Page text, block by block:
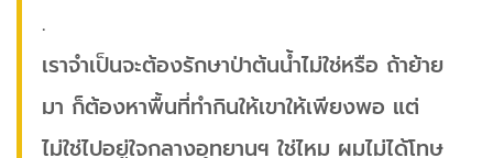
.
เราจำเป็นจะต้องรักษาป่าต้นน้ำไม่ใช่หรือ ถ้าย้าย
มา ก็ต้องหาพื้นที่ทำกินให้เขาให้เพียงพอ แต่
ไม่ใช่ไปอยู่ใจกลางอุทยานฯ ใช่ไหม ผมไม่ได้โทษ